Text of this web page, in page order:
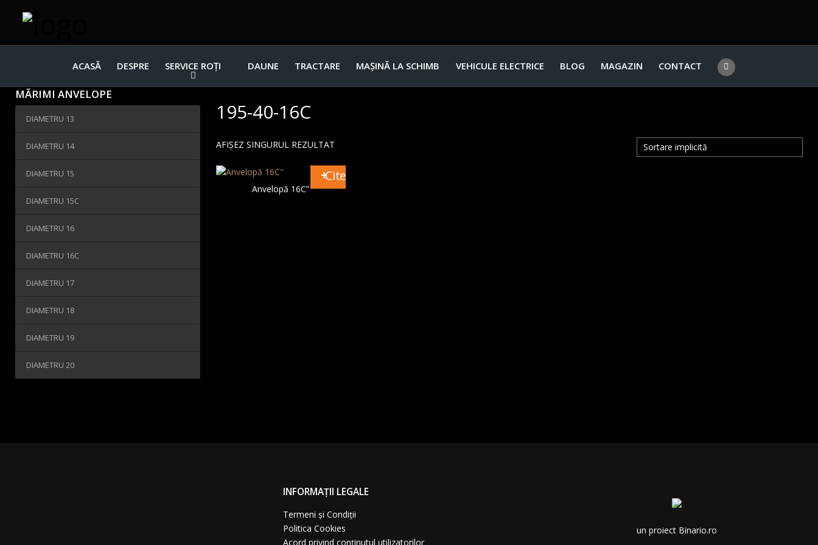
ACASĂ DESPRE SERVICE ROȚI DAUNE TRACTARE MAȘINĂ LA SCHIMB VEHICULE ELECTRICE BLOG MAGAZIN CONTACT
MĂRIMI ANVELOPE
DIAMETRU 13
DIAMETRU 14
DIAMETRU 15
DIAMETRU 15C
DIAMETRU 16
DIAMETRU 16C
DIAMETRU 17
DIAMETRU 18
DIAMETRU 19
DIAMETRU 20
195-40-16C
AFIȘEZ SINGURUL REZULTAT
Anvelopă 16C”
Citește mai mult
INFORMAȚII LEGALE
Termeni și Condiții
Politica Cookies
Acord privind conținutul utilizatorilor
un proiect Binario.ro